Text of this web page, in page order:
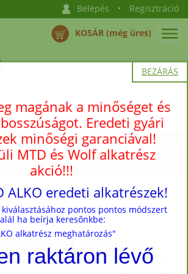
Belépés • Regisztráció
KOSÁR (még üres)
megnyitása →
›Utángyártott Sthill Husqvarna, Honda stb.
és egyéb alkatrészek
komplett damilfej
rugóval, damillal 2,0
BEZÁRÁS
magának a minőséget és
Eredeti gyári
minőségi garanciával!
MTD és Wolf alkatrész
akció!!!
ALKO eredeti alkatrészek!
kiválasztásához pontos pontos módszert
ha beírja keresőnkbe:
alkatrész meghatározás"
raktáron lévő